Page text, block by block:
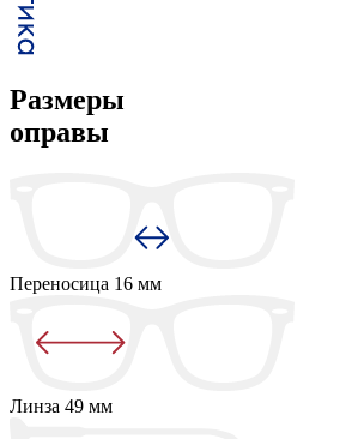
Размеры
оправы
Переносица 16 мм
Линза 49 мм